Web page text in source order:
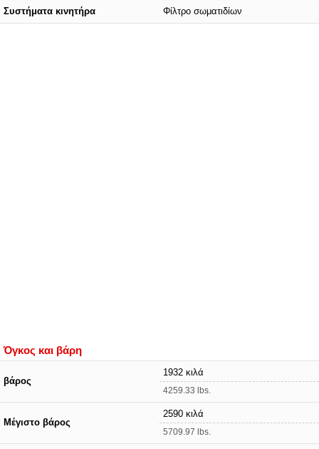
Συστήματα κινητήρα Φίλτρο σωματιδίων
Όγκος και βάρη
βάρος
1932 κιλά
4259.33 lbs.
Μέγιστο βάρος
2590 κιλά
5709.97 lbs.